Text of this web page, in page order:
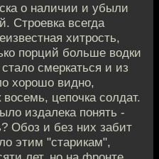
о наличии и убыли
Строевка всегда
хитрость,
порций больше водки
смеркаться и из
хорошо видно,
цепочка солдат.
издалека понять -
Обоз и без них забит
этим "старикам",